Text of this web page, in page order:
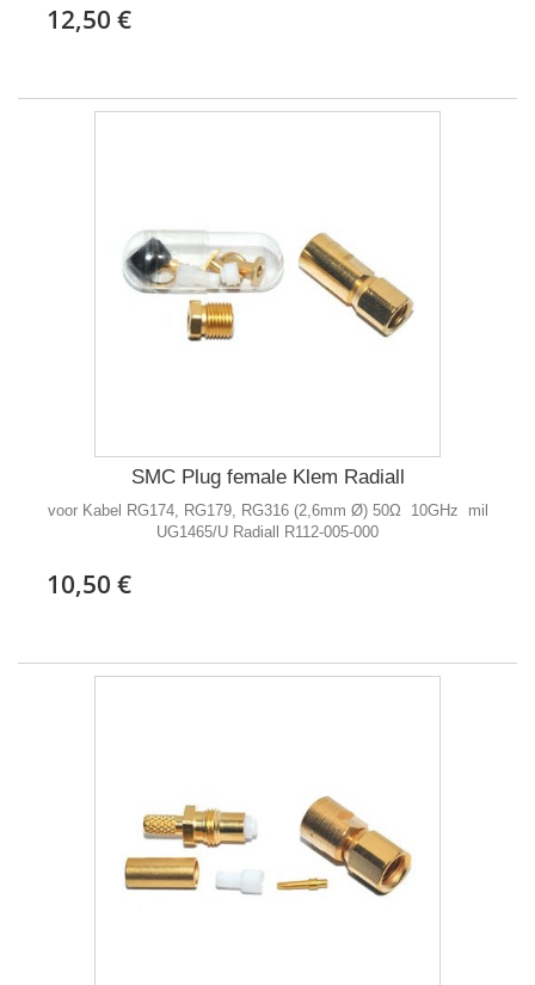
12,50 €
SMC Plug female Klem Radiall
voor Kabel RG174, RG179, RG316 (2,6mm Ø) 50Ω 10GHz mil
UG1465/U Radiall R112-005-000
10,50 €